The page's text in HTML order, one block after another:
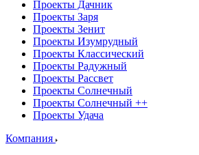
Проекты Дачник
Проекты Заря
Проекты Зенит
Проекты Изумрудный
Проекты Классический
Проекты Радужный
Проекты Рассвет
Проекты Солнечный
Проекты Солнечный ++
Проекты Удача
Компания